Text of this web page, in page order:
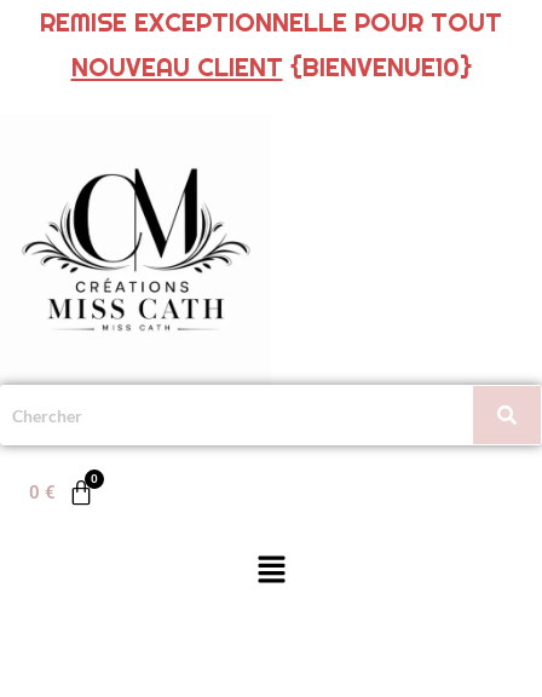
REMISE EXCEPTIONNELLE POUR TOUT
NOUVEAU CLIENT {BIENVENUE10}
0 €